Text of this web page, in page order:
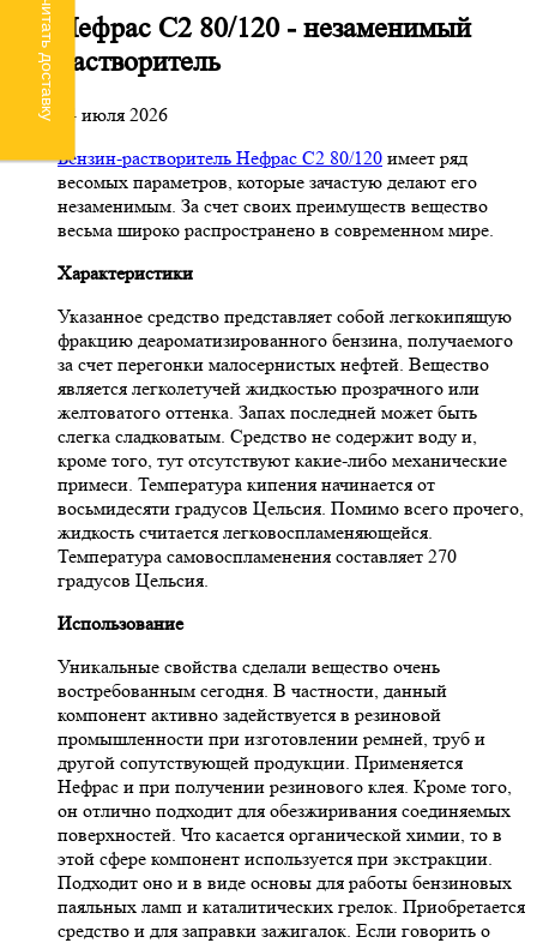
Нефрас С2 80/120 - незаменимый
растворитель
24 июля 2026
Бензин-растворитель Нефрас С2 80/120 имеет ряд
весомых параметров, которые зачастую делают его
незаменимым. За счет своих преимуществ вещество
весьма широко распространено в современном мире.
Характеристики
Указанное средство представляет собой легкокипящую
фракцию деароматизированного бензина, получаемого
за счет перегонки малосернистых нефтей. Вещество
является легколетучей жидкостью прозрачного или
желтоватого оттенка. Запах последней может быть
слегка сладковатым. Средство не содержит воду и,
кроме того, тут отсутствуют какие-либо механические
примеси. Температура кипения начинается от
восьмидесяти градусов Цельсия. Помимо всего прочего,
жидкость считается легковоспламеняющейся.
Температура самовоспламенения составляет 270
градусов Цельсия.
Использование
Уникальные свойства сделали вещество очень
востребованным сегодня. В частности, данный
компонент активно задействуется в резиновой
промышленности при изготовлении ремней, труб и
другой сопутствующей продукции. Применяется
Нефрас и при получении резинового клея. Кроме того,
он отлично подходит для обезжиривания соединяемых
поверхностей. Что касается органической химии, то в
этой сфере компонент используется при экстракции.
Подходит оно и в виде основы для работы бензиновых
паяльных ламп и каталитических грелок. Приобретается
средство и для заправки зажигалок. Если говорить о
Рассчитать доставку